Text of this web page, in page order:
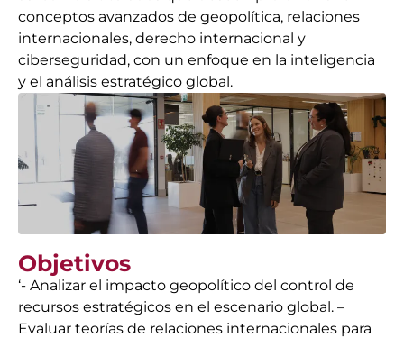
conceptos avanzados de geopolítica, relaciones
internacionales, derecho internacional y
ciberseguridad, con un enfoque en la inteligencia
y el análisis estratégico global.
Objetivos
‘- Analizar el impacto geopolítico del control de
recursos estratégicos en el escenario global. –
Evaluar teorías de relaciones internacionales para